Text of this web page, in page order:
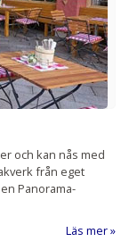
och kan nås med
från eget
Panorama-
Läs mer